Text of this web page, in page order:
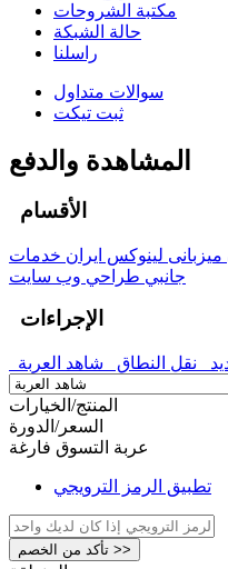
مكتبة الشروحات
حالة الشبكة
راسلنا
سوالات متداول
ثبت تیکت
المشاهدة والدفع
الأقسام
میزبانی لینوکس ایران خدمات
جانبي طراحي وب سايت
الإجراءات
نقل النطاق شاهد العربة
المنتج/الخيارات
السعر/الدورة
عربة التسوق فارغة
تطبيق الرمز الترويجي
تأكد من الخصم >>